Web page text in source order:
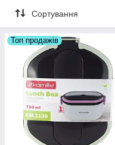
Сортування
Топ продажів